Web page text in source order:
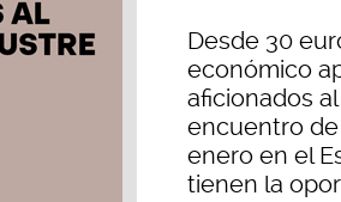
Desde 30
económico
aficionados
encuentro de
enero en el
tienen la